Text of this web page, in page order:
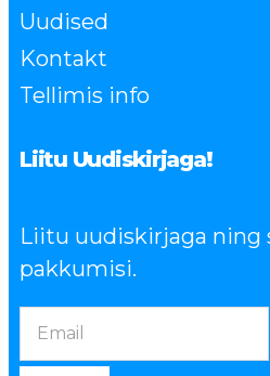
Uudised
Kontakt
Tellimis info
Liitu Uudiskirjaga!
Liitu uudiskirjaga ning
pakkumisi.